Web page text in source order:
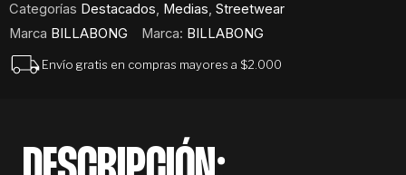
Categorías Destacados, Medias, Streetwear
Marca BILLABONG Marca: BILLABONG
Envío gratis en compras mayores a $2.000